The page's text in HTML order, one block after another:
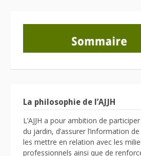
La philosophie de l’AJJH
L’AJJH a pour ambition de
du jardin, d’assurer l’information
les mettre en relation avec les
professionnels ainsi que de